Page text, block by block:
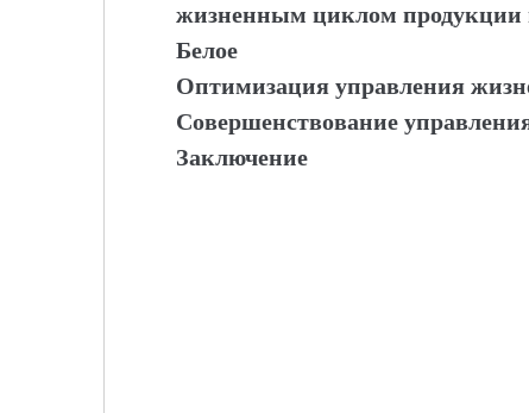
жизненным циклом продукции
Белое
Оптимизация управления
Совершенствование
Заключение